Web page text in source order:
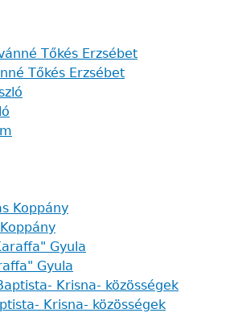
Tőkés Erzsébet
Gyula
Krisna- közösségek